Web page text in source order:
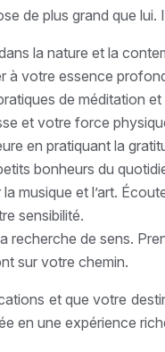
de plus grand que lui.
la nature et la
à votre essence
de méditation
et votre force
en pratiquant la
bonheurs du
musique et l’art.
sensibilité.
recherche de sens.
sur votre chemin.
et que votre
en une expérience